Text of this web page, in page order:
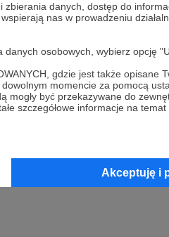
danych, dostęp do
nas w prowadzeniu
osobowych, wybierz opcję
gdzie jest także opisane
momencie za pomocą
być przekazywane do
szczegółowe informacje na
Akceptuję i